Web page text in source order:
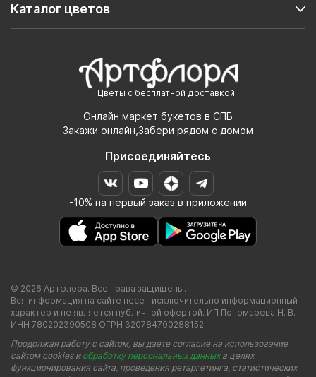
Цветы с бесплатной доставкой!
Онлайн маркет букетов в СПБ
Закажи онлайн,Забери рядом с домом
Присоединяйтесь
-10% на первый заказ в приложении
Каталог цветов
© 2026 Артфлора. Все права защищены.
Вся информация на сайте несет исключительно информационный
характер и не является публичной офертой. ИП Пономарева Н. В.
ИНН 780202390508 ОГРН 320784700288152
Продолжая работу с сайтом, вы даете согласие на использование
сайтом cookies и обработку персональных данныхв целях
функционирования сайта, проведения ретаргетинга, статистических